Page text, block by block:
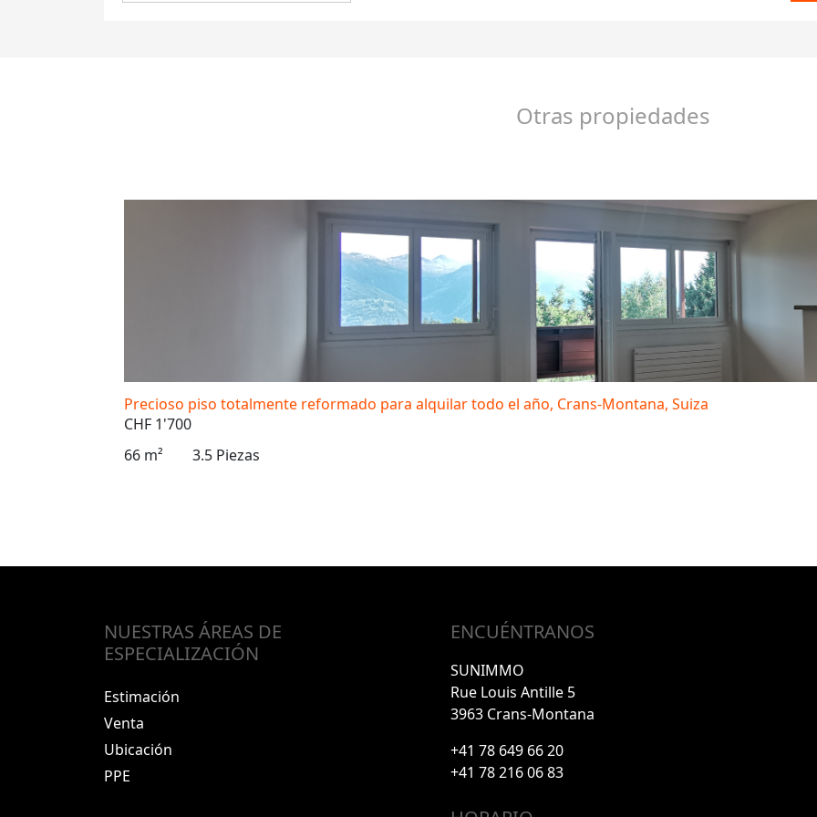
Otras propiedades
Precioso piso totalmente reformado para alquilar todo el año, Crans-Montana, Suiza
CHF 1'700
66 m²
3.5 Piezas
NUESTRAS ÁREAS DE
ESPECIALIZACIÓN
Estimación
Venta
Ubicación
PPE
ENCUÉNTRANOS
SUNIMMO
Rue Louis Antille 5
3963 Crans-Montana
+41 78 649 66 20
+41 78 216 06 83